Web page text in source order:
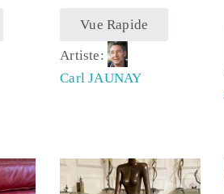
Vue Rapide
Artiste:
Carl JAUNAY